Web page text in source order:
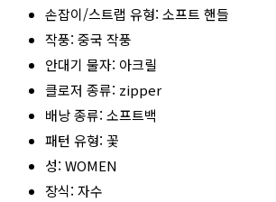
손잡이/스트랩 유형: 소프트 핸들
작풍: 중국 작풍
안대기 물자: 아크릴
클로저 종류: zipper
배낭 종류: 소프트백
패턴 유형: 꽃
성: WOMEN
장식: 자수